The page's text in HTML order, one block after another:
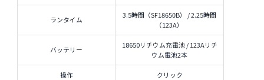
ランタイム
3.5時間（SF18650B） / 2.25時間
（123A）
バッテリー
18650リチウム充電池 / 123Aリチ
ウム電池2本
操作 クリック